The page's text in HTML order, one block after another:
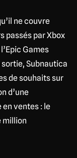
ne couvre
passés par Xbox
Games
Subnautica
de souhaits sur
d’une
ventes : le
million